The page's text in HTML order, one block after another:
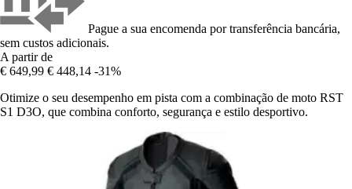
Pague a sua encomenda por transferência bancária,
sem custos adicionais.
A partir de
€ 649,99 € 448,14 -31%
Otimize o seu desempenho em pista com a combinação de moto RST
S1 D3O, que combina conforto, segurança e estilo desportivo.